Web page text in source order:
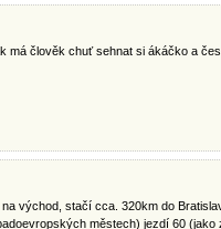
má člověk chuť sehnat si ákáčko a
východ, stačí cca. 320km do
městech) jezdí 60 (jako